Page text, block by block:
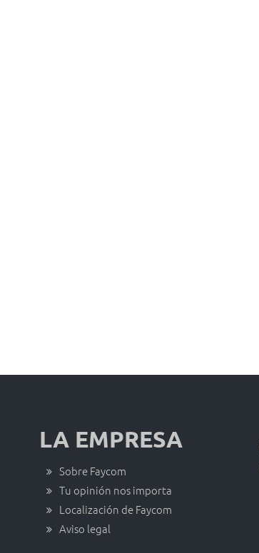
LA EMPRESA
Sobre Faycom
Tu opinión nos importa
Localización de Faycom
Aviso legal